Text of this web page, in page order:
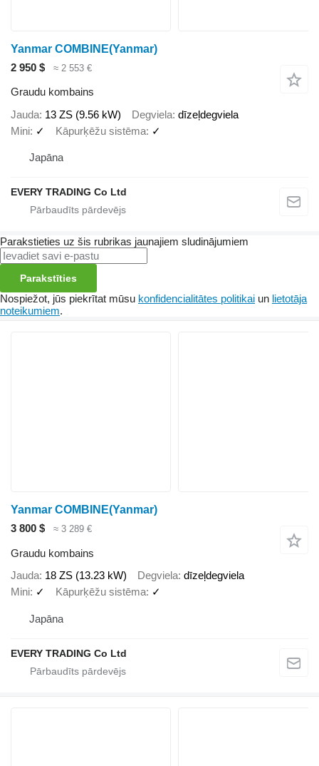
Yanmar COMBINE(Yanmar)
2 950 $
≈ 2 553 €
Graudu kombains
Jauda 13 ZS (9.56 kW) Degviela dīzeļdegviela
Mini ✓ Kāpurķēžu sistēma ✓
Japāna
EVERY TRADING Co Ltd
Parakstieties uz šis rubrikas jaunajiem sludinājumiem
Parakstīties
Nospiežot, jūs piekrītat mūsu konfidencialitātes politikai un lietotāja
noteikumiem.
Yanmar COMBINE(Yanmar)
3 800 $
≈ 3 289 €
Graudu kombains
Jauda 18 ZS (13.23 kW) Degviela dīzeļdegviela
Mini ✓ Kāpurķēžu sistēma ✓
Japāna
EVERY TRADING Co Ltd